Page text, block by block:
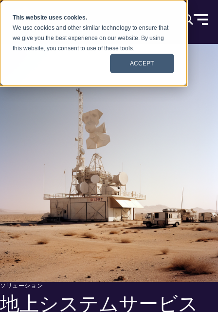
This website uses cookies.
We use cookies and other similar technology to ensure that
we give you the best experience on our website. By using
this website, you consent to use of these tools.
ACCEPT
本文へスキップ
ソリューション
地上システムサービス